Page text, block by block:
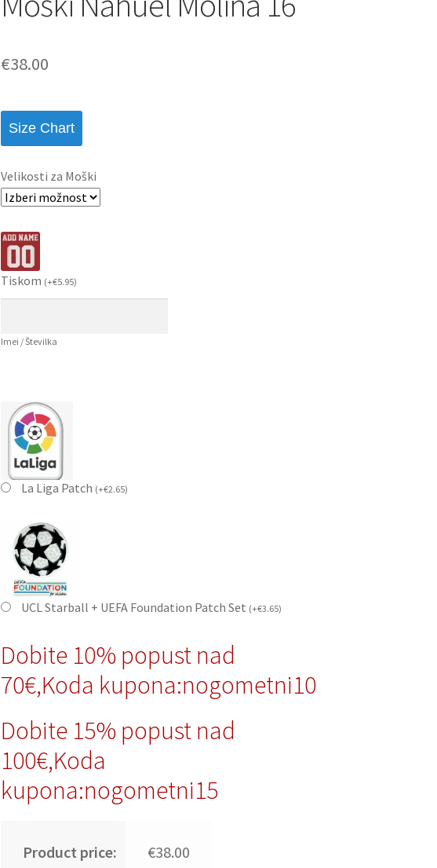
€38.00
Size Chart
Velikosti za Moški
Tiskom (+€5.95)
Imei / Številka
La Liga Patch (+€2.65)
UCL Starball + UEFA Foundation Patch Set (+€3.65)
Dobite 10% popust nad
70€,Koda kupona:nogometni10
Dobite 15% popust nad
100€,Koda
kupona:nogometni15
Product price: €38.00